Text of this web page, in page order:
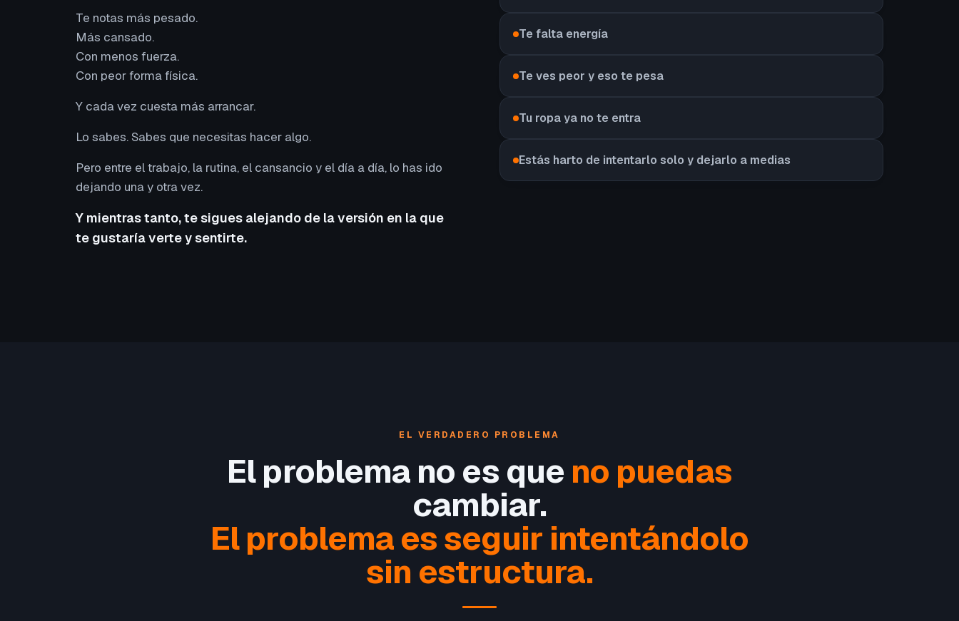
Te notas más pesado.
Más cansado.
Con menos fuerza.
Con peor forma física.
Y cada vez cuesta más arrancar.
Lo sabes. Sabes que necesitas hacer algo.
Pero entre el trabajo, la rutina, el cansancio y el día a día, lo has ido
dejando una y otra vez.
Y mientras tanto, te sigues alejando de la versión en la que
te gustaría verte y sentirte.
Te falta energía
Te ves peor y eso te pesa
Tu ropa ya no te entra
Estás harto de intentarlo solo y dejarlo a medias
EL VERDADERO PROBLEMA
El problema no es que no puedas
cambiar.
El problema es seguir intentándolo
sin estructura.